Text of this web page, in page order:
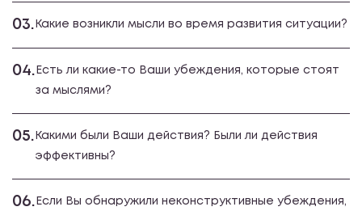
03. Какие возникли мысли во время развития ситуации?
04. Есть ли какие-то Ваши убеждения, которые стоят
за мыслями?
05. Какими были Ваши действия? Были ли действия
эффективны?
06. Если Вы обнаружили неконструктивные убеждения,